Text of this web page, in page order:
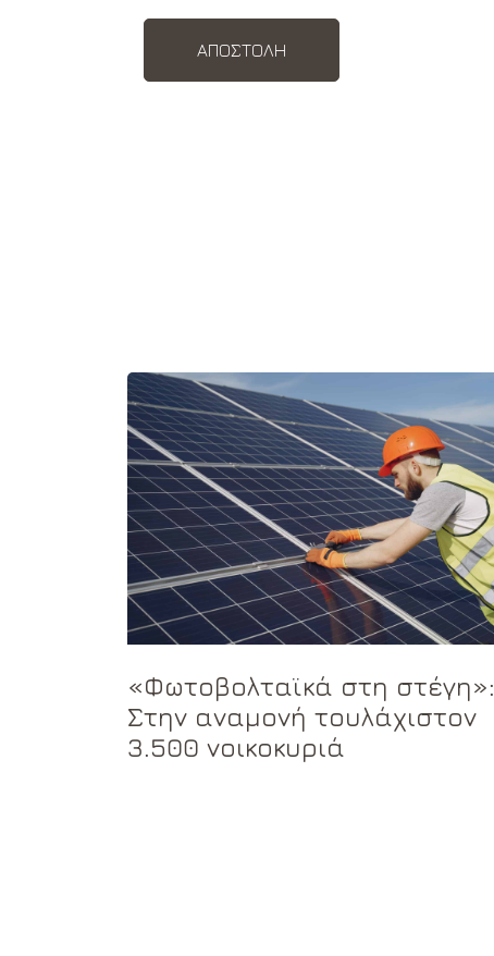
«Φωτοβολταϊκά στη στέγη»:
Στην αναμονή τουλάχιστον
3.500 νοικοκυριά